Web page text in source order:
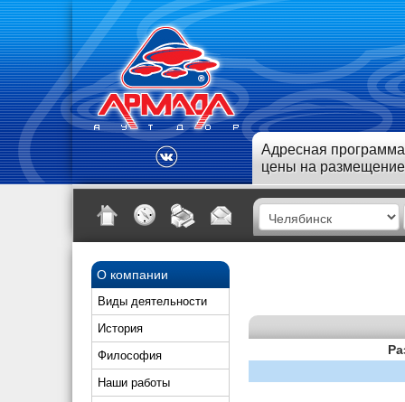
Адресная
цены на размещение
О компании
Виды деятельности
История
Философия
Наши работы